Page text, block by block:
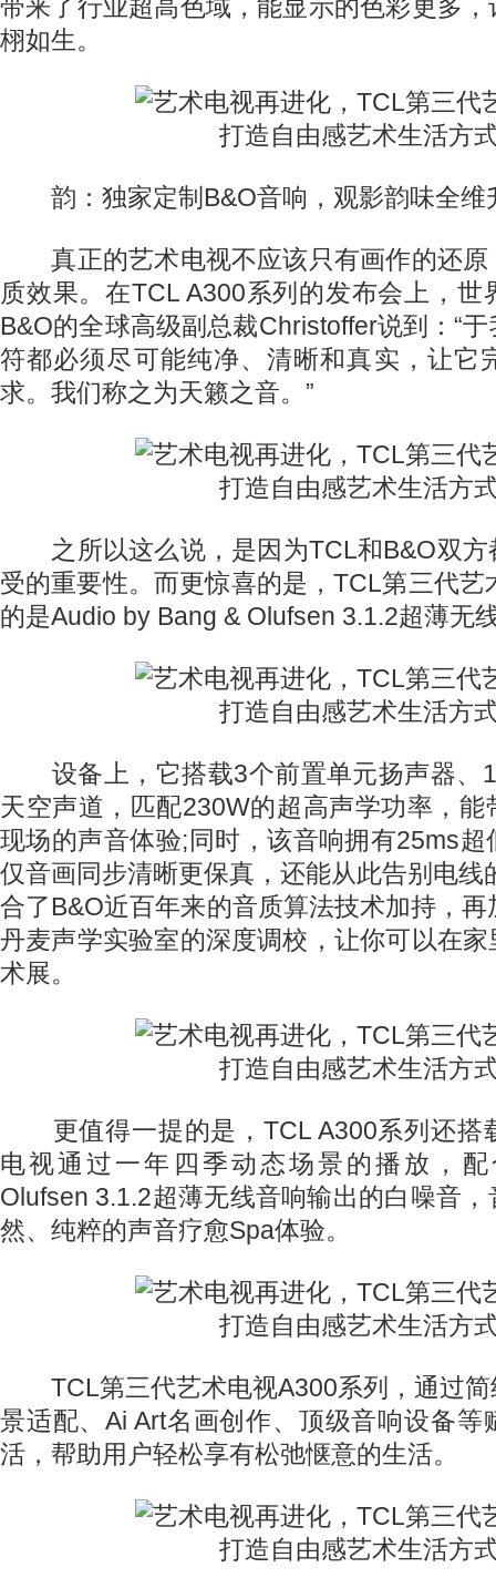
带来了行业超高色域，能显示的色彩更多
栩如生。
韵：独家定制B&O音响，观影韵味全维
真正的艺术电视不应该只有画作的还原
质效果。在TCL A300系列的发布会上，世
B&O的全球高级副总裁Christoffer说到：“
符都必须尽可能纯净、清晰和真实，让它
求。我们称之为天籁之音。”
之所以这么说，是因为TCL和B&O双方
受的重要性。而更惊喜的是，TCL第三代艺
的是Audio by Bang & Olufsen 3.1.2超薄无
设备上，它搭载3个前置单元扬声器、1
天空声道，匹配230W的超高声学功率，能
现场的声音体验;同时，该音响拥有25ms
仅音画同步清晰更保真，还能从此告别电线
合了B&O近百年来的音质算法技术加持，
丹麦声学实验室的深度调校，让你可以在
术展。
更值得一提的是，TCL A300系列还搭
电视通过一年四季动态场景的播放，配
Olufsen 3.1.2超薄无线音响输出的白噪音
然、纯粹的声音疗愈Spa体验。
TCL第三代艺术电视A300系列，通过简
景适配、Ai Art名画创作、顶级音响设备等
活，帮助用户轻松享有松弛惬意的生活。